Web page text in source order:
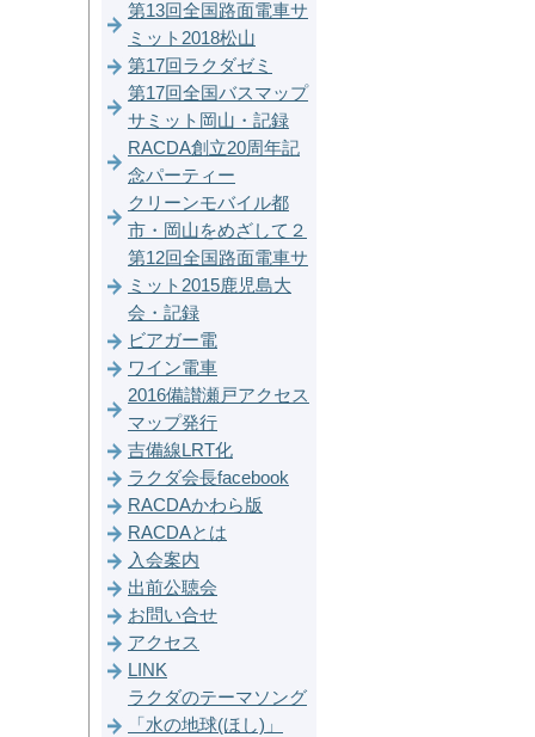
第13回全国路面電車サ
ミット2018松山
第17回ラクダゼミ
第17回全国バスマップ
サミット岡山・記録
RACDA創立20周年記
念パーティー
クリーンモバイル都
市・岡山をめざして２
第12回全国路面電車サ
ミット2015鹿児島大
会・記録
ビアガー電
ワイン電車
2016備讃瀬戸アクセス
マップ発行
吉備線LRT化
ラクダ会長facebook
RACDAかわら版
RACDAとは
入会案内
出前公聴会
お問い合せ
アクセス
LINK
ラクダのテーマソング
「水の地球(ほし)」